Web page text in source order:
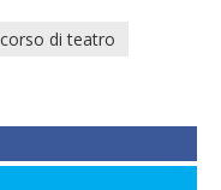
corso di teatro